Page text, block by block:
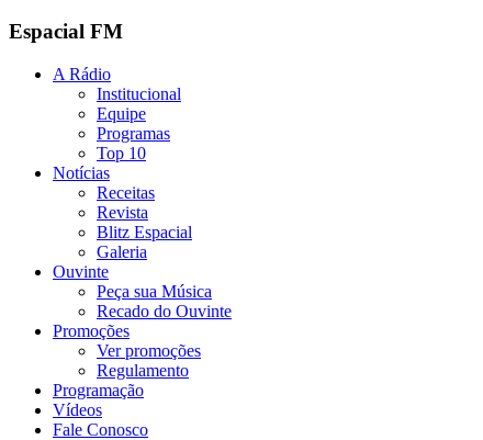
Espacial FM
A Rádio
Institucional
Equipe
Programas
Top 10
Notícias
Receitas
Revista
Blitz Espacial
Galeria
Ouvinte
Peça sua Música
Recado do Ouvinte
Promoções
Ver promoções
Regulamento
Programação
Vídeos
Fale Conosco